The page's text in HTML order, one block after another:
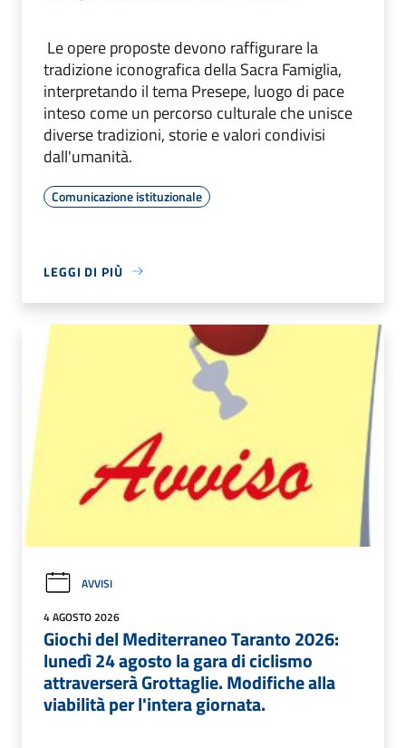
Le opere proposte devono raffigurare la
tradizione iconografica della Sacra Famiglia,
interpretando il tema Presepe, luogo di pace
inteso come un percorso culturale che unisce
diverse tradizioni, storie e valori condivisi
dall'umanità.
Comunicazione istituzionale
LEGGI DI PIÙ
AVVISI
4 AGOSTO 2026
Giochi del Mediterraneo Taranto 2026:
lunedì 24 agosto la gara di ciclismo
attraverserà Grottaglie. Modifiche alla
viabilità per l'intera giornata.